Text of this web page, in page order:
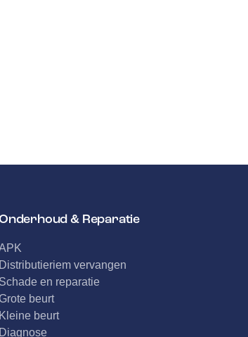
& Reparatie
Distributieriem vervangen
Schade en reparatie
beurt
Kleine beurt
Diagnose